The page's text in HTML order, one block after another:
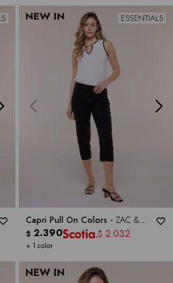
Capri Pull On Colors - ZAC &
RACHEL
+ 1 color
$ 2.390 $ 2.032